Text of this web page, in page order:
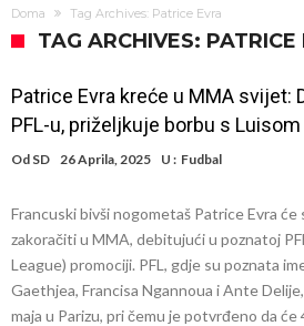
Infantino i ljubavnička veza:
Arsenal za 138 miliona evra dovodi
forme odmah ispao
Jake Paul započinje rušenje UFC-a
Mudrik se vratio na teren nakon više
pozajmicu?
Real Madrid je doneo odluku: Endrick
Doma Tag Archives: Patrice Evra
TAG ARCHIVES: PATRICE
Patrice Evra kreće u MMA svijet:
PFL-u, priželjkuje borbu s
Od SD 26 Aprila, 2025 U : Fudbal
Francuski bivši nogometaš Patrice Evra će
zakoračiti u MMA, debitujući u poznatoj
League) promociji. PFL, gdje su poznata
Gaethjea, Francisa Ngannoua i Ante
maja u Parizu, pri čemu je potvrđeno da